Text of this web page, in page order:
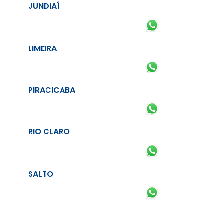
JUNDIAÍ
LIMEIRA
PIRACICABA
RIO CLARO
SALTO